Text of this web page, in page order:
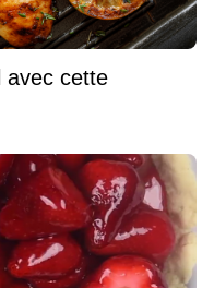
avec cette